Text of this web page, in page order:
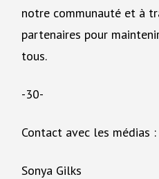
notre communauté et à
partenaires pour
tous.
-30-
Contact avec les médias :
Sonya Gilks